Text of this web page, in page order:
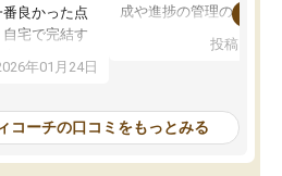
良かった点
宅で完結す
学生で相談し
勉強習慣が身
。また、チャ
でした。一
年01月24日
成や進捗の管理のみのコ
じ個別指導コースに変更
性が良くなかったです。
モチベーションが上がら
にやめてしまいました。
投稿日：
コーチの口コミをもっとみる